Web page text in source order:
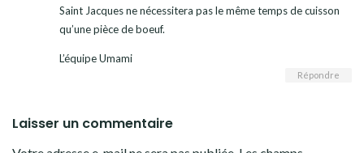
Saint Jacques ne nécessitera pas le même temps de cuisson
qu’une pièce de boeuf.
L’équipe Umami
Répondre
Laisser un commentaire